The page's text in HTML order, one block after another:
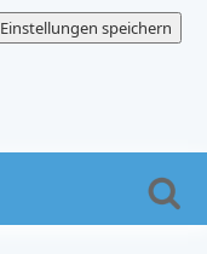
Einstellungen speichern